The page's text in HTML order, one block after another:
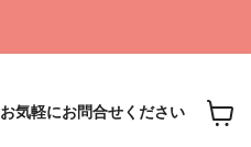
お気軽にお問合せください